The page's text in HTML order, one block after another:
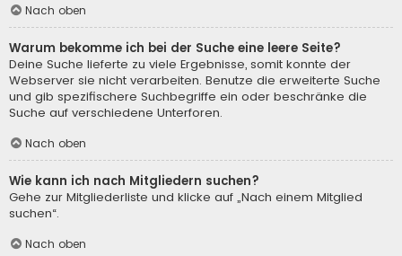
Nach oben
Warum bekomme ich bei der Suche eine leere Seite?
Deine Suche lieferte zu viele Ergebnisse, somit konnte der
Webserver sie nicht verarbeiten. Benutze die erweiterte Suche
und gib spezifischere Suchbegriffe ein oder beschränke die
Suche auf verschiedene Unterforen.
Nach oben
Wie kann ich nach Mitgliedern suchen?
Gehe zur Mitgliederliste und klicke auf „Nach einem Mitglied
suchen“.
Nach oben